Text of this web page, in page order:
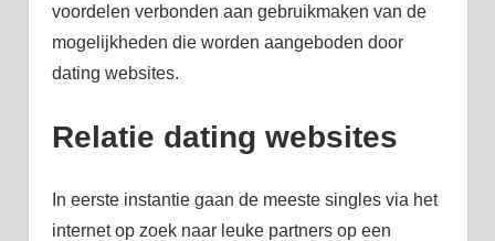
voordelen verbonden aan gebruikmaken van de
mogelijkheden die worden aangeboden door
dating websites.
Relatie dating websites
In eerste instantie gaan de meeste singles via het
internet op zoek naar leuke partners op een